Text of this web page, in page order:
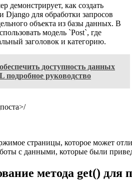
демонстрирует, как создать
для обработки запросов
объекта из базы данных. В
модель `Post`, где
заголовок и категорию.
доступность данных
подробное руководство
страницы, которое может
с данными, которые были
метода get() для